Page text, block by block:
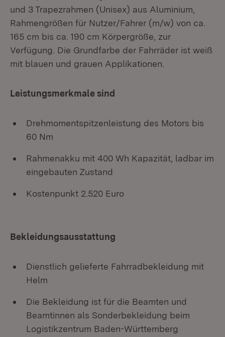
und 3 Trapezrahmen (Unisex) aus Aluminium,
Rahmengrößen für Nutzer/Fahrer (m/w) von ca.
165 cm bis ca. 190 cm Körpergröße, zur
Verfügung. Die Grundfarbe der Fahrräder ist weiß
mit blauen und grauen Applikationen.
Leistungsmerkmale sind
Drehmomentspitzenleistung des Motors bis
60 Nm
Rahmenakku mit 400 Wh Kapazität, ladbar im
eingebauten Zustand
Kostenpunkt 2.520 Euro
Bekleidungsausstattung
Dienstlich gelieferte Fahrradbekleidung mit
Helm
Die Bekleidung ist für die Beamten und
Beamtinnen als Sonderbekleidung beim
Logistikzentrum Baden-Württemberg